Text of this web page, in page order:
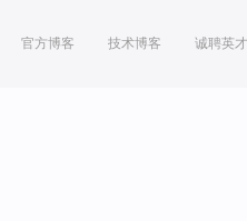
官方博客 技术博客 诚聘英才